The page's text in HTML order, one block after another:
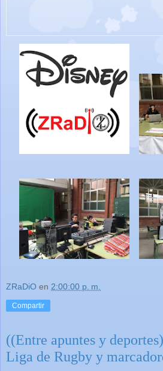
ZRaDiO en 2:00:00 p. m.
Compartir
((Entre apuntes y
Liga de Rugby y